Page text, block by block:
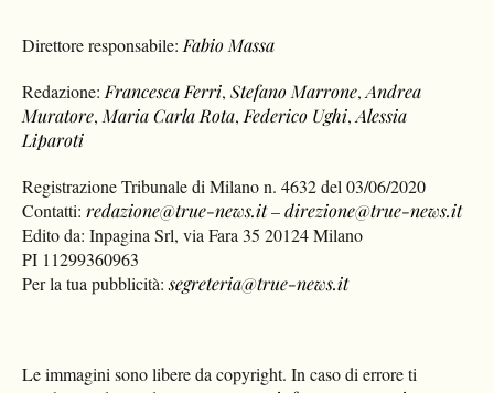
Direttore responsabile: Fabio Massa
Redazione: Francesca Ferri,Stefano Marrone,Andrea
Muratore, Maria Carla Rota, Federico Ughi,Alessia
Liparoti
Registrazione Tribunale di Milano n. 4632 del 03/06/2020
Contatti:redazione@true-news.it–direzione@true-news.it
Edito da: Inpagina Srl, via Fara 35 20124 Milano
PI 11299360963
Per la tua pubblicità:segreteria@true-news.it
Le immagini sono libere da copyright. In caso di errore ti